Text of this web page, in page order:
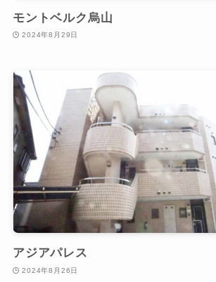
モントベルク烏山
2024年8月29日
アジアパレス
2024年8月26日